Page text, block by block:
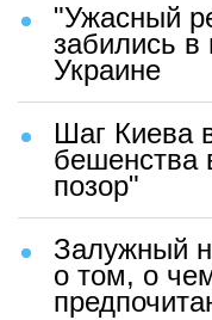
"Ужасный
забились в
Украине
Шаг Киева
бешенства
позор"
Залужный
о том, о